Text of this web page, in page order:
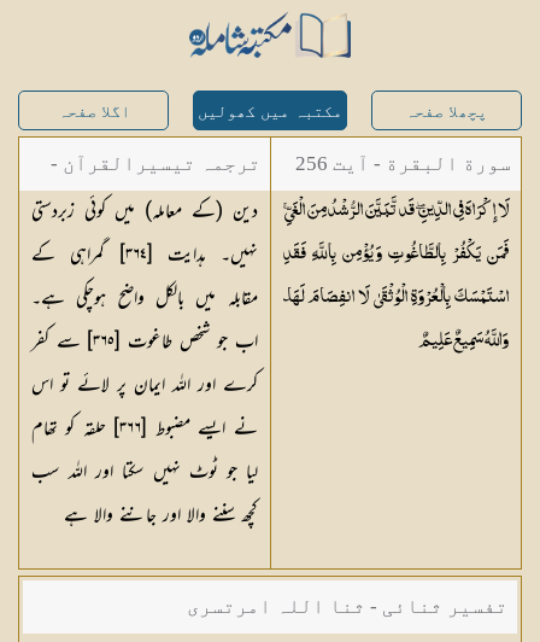
پچھلا صفحہ مکتبہ میں کھولیں اگلا صفحہ
سورة البقرة - آیت 256
لَا إِكْرَاهَ فِي الدِّينِ ۖ قَد تَّبَيَّنَ الرُّشْدُ مِنَ الْغَيِّ ۚ
فَمَن يَكْفُرْ بِالطَّاغُوتِ وَيُؤْمِن بِاللَّهِ فَقَدِ
اسْتَمْسَكَ بِالْعُرْوَةِ الْوُثْقَىٰ لَا انفِصَامَ لَهَا ۗ
وَاللَّهُ سَمِيعٌعَلِيمٌ
ترجمہ تیسیرالقرآن -
مولانا عبد الرحمن
کیلانی
دین (کے معاملہ) میں کوئی زبردستی
نہیں۔ ہدایت [٣٦٤] گمراہی کے
مقابلہ میں بالکل واضح ہوچکی ہے۔
اب جو شخص طاغوت [٣٦٥] سے کفر
کرے اور اللہ ایمان پر لائے تو اس
نے ایسے مضبوط [٣٦٦] حلقہ کو تھام
لیا جو ٹوٹ نہیں سکتا اور اللہ سب
کچھ سننے والا اور جاننے والا ہے
تفسیر ثنائی - ثنا اللہ امرتسری